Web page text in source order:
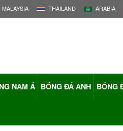
MALAYSIA THAILAND ARABIA
NAM Á BÓNG ĐÁ ANH BÓNG